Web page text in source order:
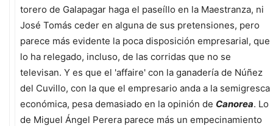
torero de Galapagar haga el paseíllo en la Maestranza, ni
José Tomás ceder en alguna de sus pretensiones, pero
parece más evidente la poca disposición empresarial, que
lo ha relegado, incluso, de las corridas que no se
televisan. Y es que el 'affaire' con la ganadería de Núñez
del Cuvillo, con la que el empresario anda a la semigresca
económica, pesa demasiado en la opinión de Canorea. Lo
de Miguel Ángel Perera parece más un empecinamiento